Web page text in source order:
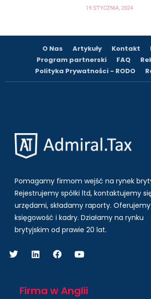
19 STYCZNIA, 2024
O Nas Artykuły Kontakt
Program partnerski
FAQ
Polityka Prywatności - RODO
Pomagamy firmom wejść na rynek
Rejestrujemy spółki ltd, kontaktujemy
urzędami, składamy raporty.
księgowość i kadry. Działamy na rynku
brytyjskim od prawie 20 lat.
Firma w Anglii